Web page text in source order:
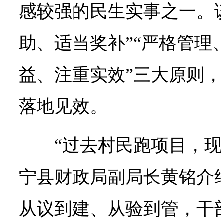
感较强的民生实事之一。
助、适当奖补”“严格管理
益、注重实效”三大原则
落地见效。
“过去村民跑项目，
宁县财政局副局长黄铭介
从议到建、从验到管，